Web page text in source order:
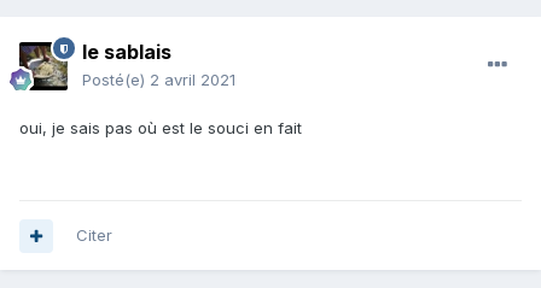
le sablais
Posté(e) 2 avril 2021
oui, je sais pas où est le souci en fait
Citer